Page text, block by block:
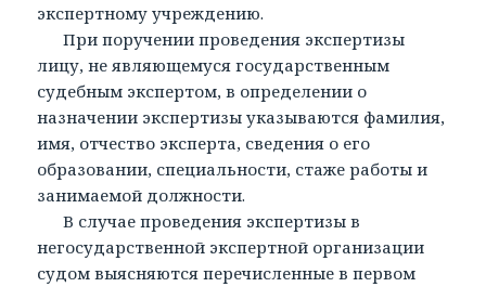
экспертному учреждению.
При поручении проведения экспертизы
лицу, не являющемуся государственным
судебным экспертом, в определении о
назначении экспертизы указываются фамилия,
имя, отчество эксперта, сведения о его
образовании, специальности, стаже работы и
занимаемой должности.
В случае проведения экспертизы в
негосударственной экспертной организации
судом выясняются перечисленные в первом